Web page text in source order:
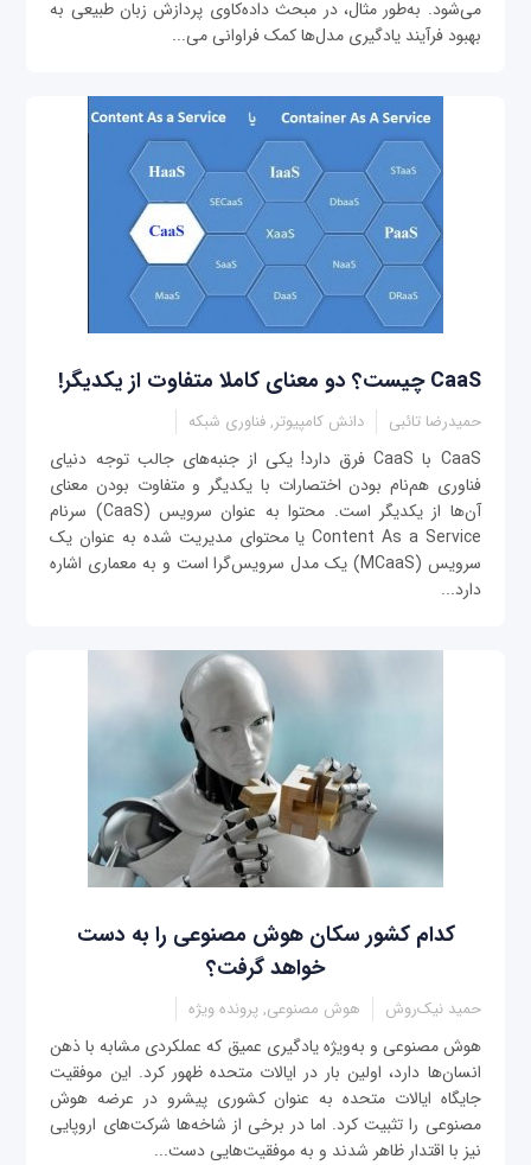
می‌شود. به‌طور مثال، در مبحث داده‌کاوی پردازش زبان طبیعی به
بهبود فرآیند یادگیری مدل‌ها کمک فراوانی می‌...
CaaS چیست؟ دو معنای کاملا متفاوت از یکدیگر!
حمیدرضا تائبی دانش کامپیوتر, فناوری شبکه
CaaS با CaaS فرق دارد! یکی از جنبه‌های جالب توجه دنیای
فناوری هم‌نام بودن اختصارات با یکدیگر و متفاوت بودن معنای
آن‌ها از یکدیگر است. محتوا به عنوان سرویس (CaaS) سرنام
Content As a Service یا محتوای مدیریت شده به عنوان یک
سرویس (MCaaS) یک مدل سرویس‌گرا است و به معماری اشاره
دارد...
کدام کشور سکان هوش مصنوعی را به دست
خواهد گرفت؟
حمید نیک‌روش هوش مصنوعی, پرونده ویژه
هوش مصنوعی و به‌ویژه یادگیری عمیق که عملکردی مشابه با ذهن
انسان‌ها دارد، اولین بار در ایالات متحده ظهور کرد. این موفقیت
جایگاه ایالات متحده به عنوان کشوری پیشرو در عرضه هوش
مصنوعی را تثبیت کرد. اما در برخی از شاخه‌ها شرکت‌های اروپایی
نیز با اقتدار ظاهر شدند و به موفقیت‌هایی دست...